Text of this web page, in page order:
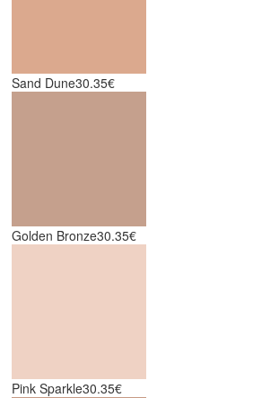
Sand Dune30.35€
Golden Bronze30.35€
Pink Sparkle30.35€